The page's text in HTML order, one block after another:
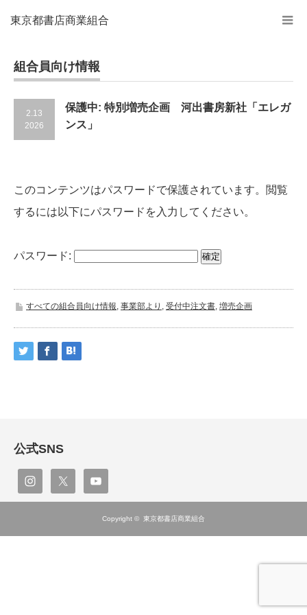
東京都書店商業組合
組合員向け情報
2.13
2026
保護中: 特別増売企画 河出書房新社「エレガ
ンス」
このコンテンツはパスワードで保護されています。閲覧
するには以下にパスワードを入力してください。
パスワード:
すべての組合員向け情報, 事業部より , 受付中注文書, 増売企画
公式SNS
Copyright © 東京都書店商業組合